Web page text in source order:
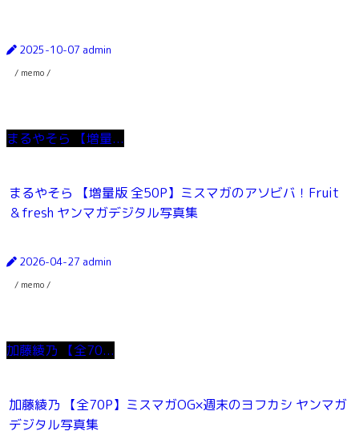
2025-10-07 admin
/ memo /
まるやそら 【増量...
まるやそら 【増量版 全50P】ミスマガのアソビバ！Fruit
＆fresh ヤンマガデジタル写真集
2026-04-27 admin
/ memo /
加藤綾乃 【全70...
加藤綾乃 【全70P】ミスマガOG×週末のヨフカシ ヤンマガ
デジタル写真集